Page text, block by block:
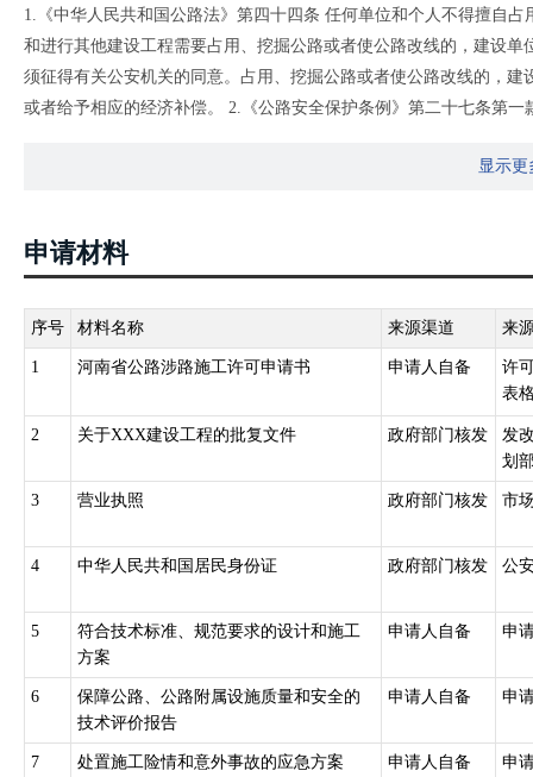
1.《中华人民共和国公路法》第四十四条 任何单位和个人不得擅自
和进行其他建设工程需要占用、挖掘公路或者使公路改线的，建设
须征得有关公安机关的同意。占用、挖掘公路或者使公路改线的，
或者给予相应的经济补偿。 2.《公路安全保护条例》第二十七条第
显示更
申请材料
序号 材料名称 来源渠道 来
1 河南省公路涉路施工许可申请书 申请人自备
许
表
2 关于XXX建设工程的批复文件 政府部门核发
发
划
3 营业执照 政府部门核发 市
4 中华人民共和国居民身份证 政府部门核发 公
5
符合技术标准、规范要求的设计和施工
方案
申请人自备 申
6
保障公路、公路附属设施质量和安全的
技术评价报告
申请人自备 申
7 处置施工险情和意外事故的应急方案 申请人自备 申